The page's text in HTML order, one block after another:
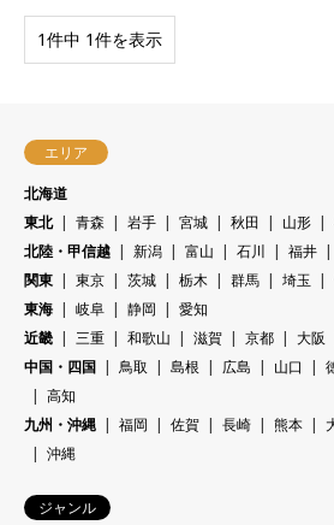
1件中 1件を表示
エリア
北海道
東北
青森 岩手 宮城 秋田 山形
北陸・甲信越
新潟 富山 石川 福井
関東
東京 茨城 栃木 群馬 埼玉
東海
岐阜 静岡
愛知
近畿
三重 和歌山 滋賀 京都 大阪
中国・四国
鳥取 島根 広島 山口
高知
九州・沖縄
福岡 佐賀 長崎 熊本
沖縄
ジャンル